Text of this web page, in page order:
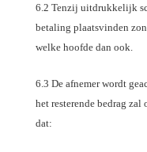
6.2 Tenzij uitdrukkelijk
betaling plaatsvinden
welke hoofde dan ook.
6.3 De afnemer wordt
het resterende bedrag
dat: